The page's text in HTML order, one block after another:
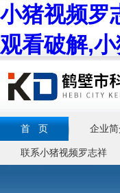
小猪视频罗
观看破解,
首 页 企业简
联系小猪视频罗志祥